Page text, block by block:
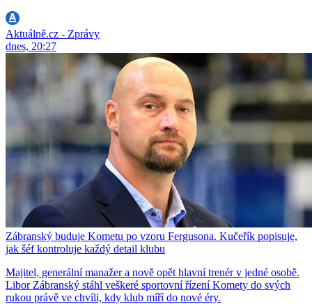
Aktuálně.cz - Zprávy
dnes, 20:27
Zábranský buduje Kometu po vzoru Fergusona. Kučeřík popisuje,
jak šéf kontroluje každý detail klubu
Majitel, generální manažer a nově opět hlavní trenér v jedné osobě.
Libor Zábranský stáhl veškeré sportovní řízení Komety do svých
rukou právě ve chvíli, kdy klub míří do nové éry.